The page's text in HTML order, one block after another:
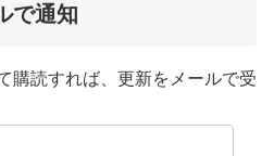
で通知
購読すれば、更新をメールで受